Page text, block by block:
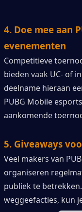
4. Doe mee aan
evenementen
Competitieve
bieden vaak UC- of
deelname hieraan
PUBG Mobile
aankomende
5. Giveaways
Veel makers van
organiseren
publiek te
weggeefacties, kun